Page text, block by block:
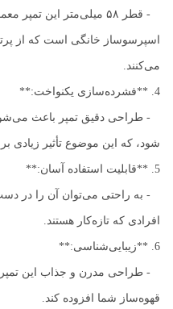
- قطر ۵۸ میلی‌متر این
اسپرسوساز خانگی است که از
می‌کنند.
4. **فشرده‌سازی یکنواخت:**
- طراحی دقیق تمپر باعث
شود، که این موضوع تأثیر زیادی
5. **قابلیت استفاده آسان:**
- به راحتی می‌توان آن را در
افرادی که تازه‌کار هستند.
6. **زیبایی‌شناسی:**
- طراحی مدرن و جذاب این تمپر
قهوه‌ساز شما افزوده کند.